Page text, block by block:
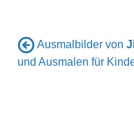
Ausmalbilder von
und Ausmalen für